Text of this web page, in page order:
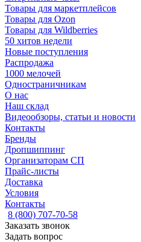
Товары для маркетплейсов
Товары для Ozon
Товары для Wildberries
50 хитов недели
Новые поступления
Распродажа
1000 мелочей
Одностраничникам
О нас
Наш склад
Видеообзоры, статьи и новости
Контакты
Бренды
Дропшиппинг
Организаторам СП
Прайс-листы
Доставка
Условия
Контакты
8 (800) 707-70-58
Заказать звонок
Задать вопрос